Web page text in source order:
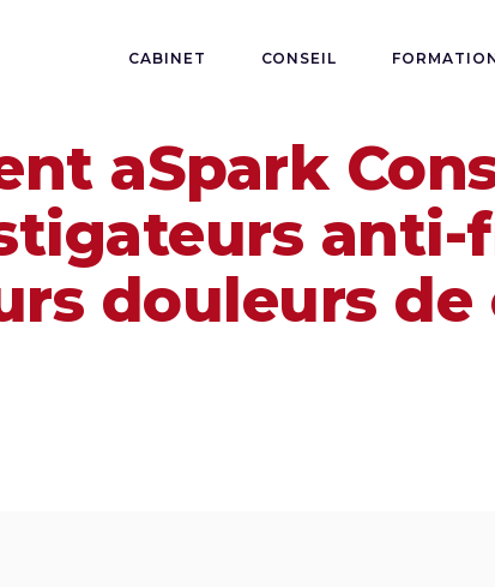
CABINET CONSEIL
aSpark
douleurs de